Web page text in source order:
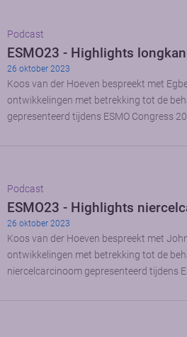
Podcast
ESMO23 - Highlights
26 oktober 2023
Koos van der Hoeven bespreekt met
ontwikkelingen met betrekking tot de
gepresenteerd tijdens ESMO Congress
Podcast
ESMO23 - Highlights
26 oktober 2023
Koos van der Hoeven bespreekt met
ontwikkelingen met betrekking tot de
niercelcarcinoom gepresenteerd tijdens